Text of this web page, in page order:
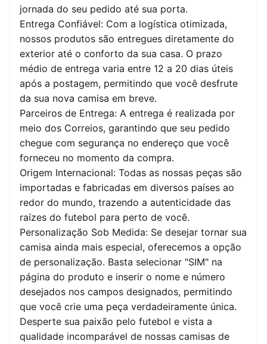
jornada do seu pedido até sua porta.
Entrega Confiável: Com a logística otimizada,
nossos produtos são entregues diretamente do
exterior até o conforto da sua casa. O prazo
médio de entrega varia entre 12 a 20 dias úteis
após a postagem, permitindo que você desfrute
da sua nova camisa em breve.
Parceiros de Entrega: A entrega é realizada por
meio dos Correios, garantindo que seu pedido
chegue com segurança no endereço que você
forneceu no momento da compra.
Origem Internacional: Todas as nossas peças são
importadas e fabricadas em diversos países ao
redor do mundo, trazendo a autenticidade das
raízes do futebol para perto de você.
Personalização Sob Medida: Se desejar tornar sua
camisa ainda mais especial, oferecemos a opção
de personalização. Basta selecionar "SIM" na
página do produto e inserir o nome e número
desejados nos campos designados, permitindo
que você crie uma peça verdadeiramente única.
Desperte sua paixão pelo futebol e vista a
qualidade incomparável de nossas camisas de